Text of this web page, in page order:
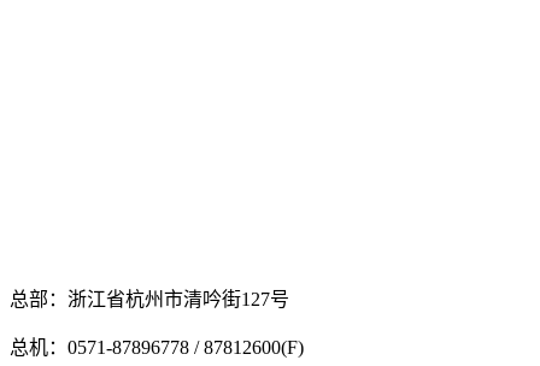
总部：浙江省杭州市清吟街127号
总机：0571-87896778 / 87812600(F)